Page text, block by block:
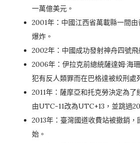
一萬億美元。
2001年：中國江西省萬載縣一間
爆炸。
2002年：中國成功發射神舟四號飛
2006年：伊拉克前總統薩達姆·海
犯有反人類罪而在巴格達被絞刑處
2011年：薩摩亞和托克勞決定為了
由UTC-11改為UTC+13，並跳過
2013年：臺灣國道收費站被撤銷，
始。